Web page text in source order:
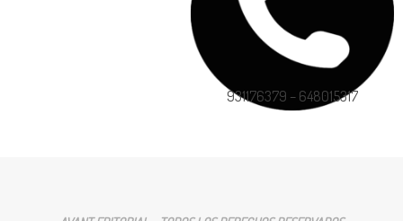
931176379 – 648015317